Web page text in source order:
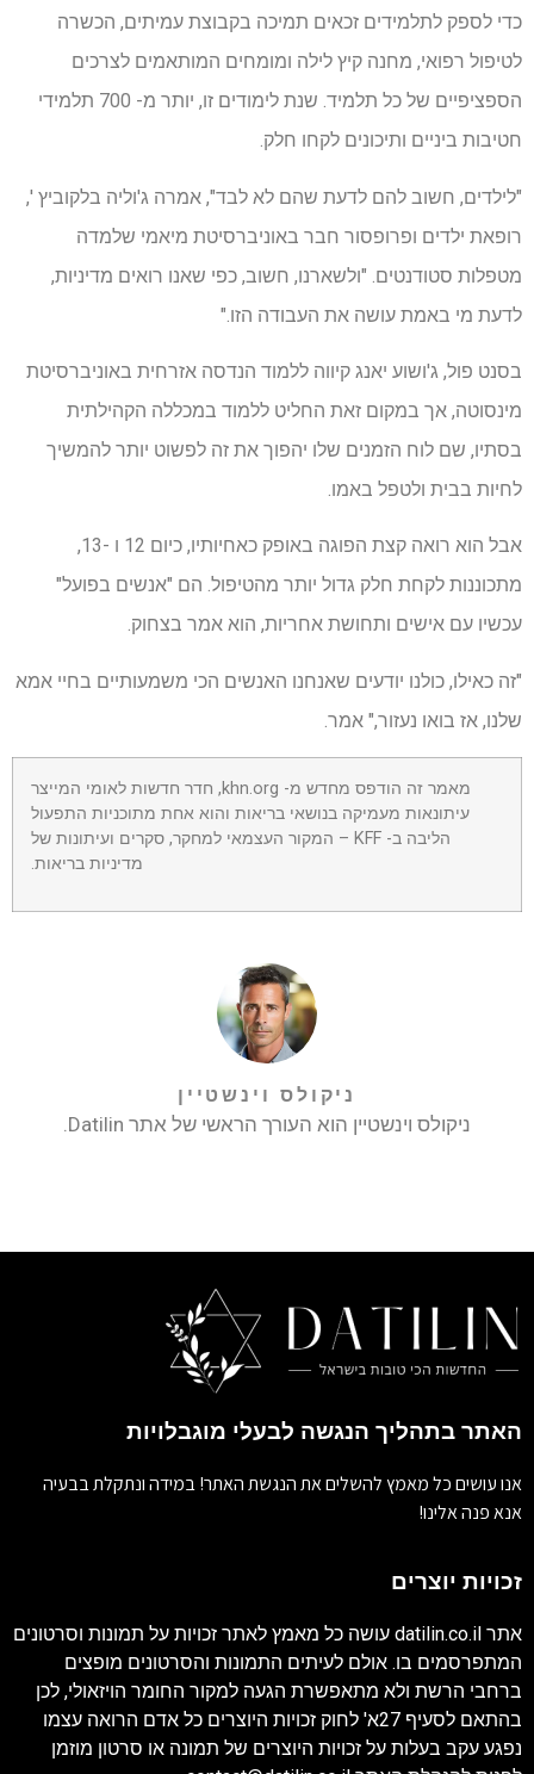
כדי לספק לתלמידים זכאים תמיכה בקבוצת עמיתים, הכשרה
לטיפול רפואי, מחנה קיץ לילה ומומחים המותאמים לצרכים
הספציפיים של כל תלמיד. שנת לימודים זו, יותר מ- 700 תלמידי
חטיבות ביניים ותיכונים לקחו חלק.
"לילדים, חשוב להם לדעת שהם לא לבד", אמרה ג'וליה בלקוביץ ',
רופאת ילדים ופרופסור חבר באוניברסיטת מיאמי שלמדה
מטפלות סטודנטים. "ולשארנו, חשוב, כפי שאנו רואים מדיניות,
לדעת מי באמת עושה את העבודה הזו."
בסנט פול, ג'ושוע יאנג קיווה ללמוד הנדסה אזרחית באוניברסיטת
מינסוטה, אך במקום זאת החליט ללמוד במכללה הקהילתית
בסתיו, שם לוח הזמנים שלו יהפוך את זה לפשוט יותר להמשיך
לחיות בבית ולטפל באמו.
אבל הוא רואה קצת הפוגה באופק כאחיותיו, כיום 12 ו -13,
מתכוננות לקחת חלק גדול יותר מהטיפול. הם "אנשים בפועל"
עכשיו עם אישים ותחושת אחריות, הוא אמר בצחוק.
"זה כאילו, כולנו יודעים שאנחנו האנשים הכי משמעותיים בחיי אמא
שלנו, אז בואו נעזור," אמר.
מאמר זה הודפס מחדש מ- khn.org, חדר חדשות לאומי המייצר
עיתונאות מעמיקה בנושאי בריאות והוא אחת מתוכניות התפעול
הליבה ב- KFF – המקור העצמאי למחקר, סקרים ועיתונות של
מדיניות בריאות.
ניקולס וינשטיין
ניקולס וינשטיין הוא העורך הראשי של אתר Datilin.
האתר בתהליך הנגשה לבעלי מוגבלויות
אנו עושים כל מאמץ להשלים את הנגשת האתר! במידה ונתקלת בבעיה
אנא פנה אלינו!
זכויות יוצרים
אתר datilin.co.il עושה כל מאמץ לאתר זכויות על תמונות וסרטונים
המתפרסמים בו. אולם לעיתים התמונות והסרטונים מופצים
ברחבי הרשת ולא מתאפשרת הגעה למקור החומר הויזאולי, לכן
בהתאם לסעיף 27א' לחוק זכויות היוצרים כל אדם הרואה עצמו
נפגע עקב בעלות על זכויות היוצרים של תמונה או סרטון מוזמן